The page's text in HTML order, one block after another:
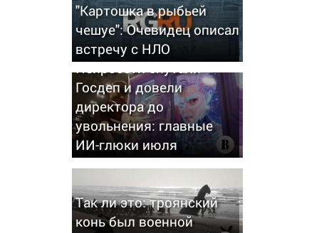
"Картошка в рыбьей
чешуе": Очевидец описал
встречу с НЛО
Нейросети спутали
Госдеп и довели
директора до
увольнения: главные
ИИ-глюки июля
Так ли это: троянский
конь был военной